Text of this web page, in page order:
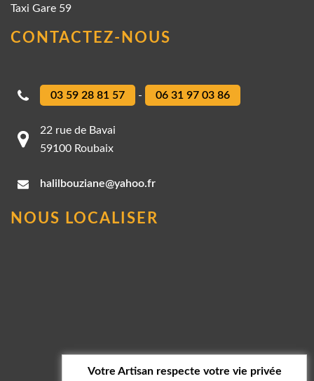
Taxi Gare 59
CONTACTEZ-NOUS
03 59 28 81 57 - 06 31 97 03 86
22 rue de Bavai
59100 Roubaix
halilbouziane@yahoo.fr
NOUS LOCALISER
Votre Artisan respecte votre vie privée